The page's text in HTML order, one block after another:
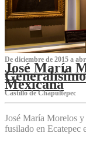
De diciembre de 2015 a
José María
Mexicana
C‌astillo de Chapultepec
José María Morelos
fusilado en Ecatepec